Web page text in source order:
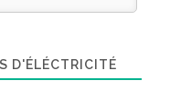
D'ÉLÉCTRICITÉ